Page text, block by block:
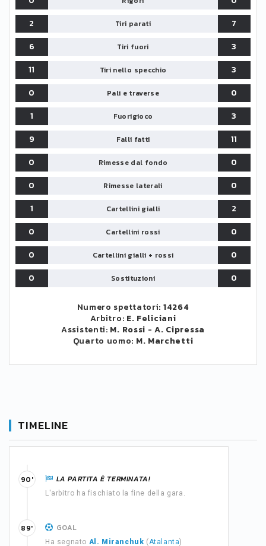
2
Tiri parati
7
6
Tiri fuori
3
11
Tiri nello specchio
3
0
Pali e traverse
0
1
Fuorigioco
3
9
Falli fatti
11
0
Rimesse dal fondo
0
0
Rimesse laterali
0
1
Cartellini gialli
2
0
Cartellini rossi
0
0
Cartellini gialli + rossi
0
0
Sostituzioni 0
Numero spettatori: 14264
Arbitro: E. Feliciani
Assistenti: M. Rossi -A. Cipressa
Quarto uomo: M. Marchetti
TIMELINE
LA PARTITA È TERMINATA!
L'arbitro ha fischiato la fine della gara.
90'
GOAL
Ha segnato Al. Miranchuk (Atalanta)
89'